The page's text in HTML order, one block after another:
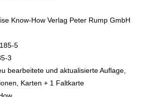
Know-How Verlag Peter Rump GmbH
Tab öffnen
dieser Systematik
5
3
bearbeitete und aktualisierte Auflage,
Karten + 1 Faltkarte